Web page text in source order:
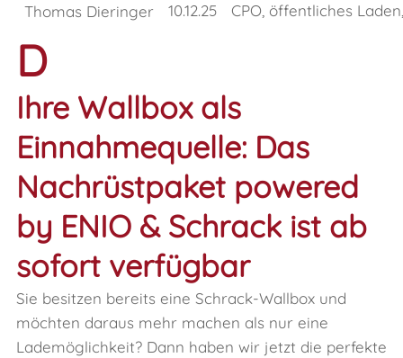
Thomas Dieringer 10.12.25 CPO, öffentliches
D
Ihre Wallbox als
Einnahmequelle: Das
Nachrüstpaket powered
by ENIO & Schrack ist ab
sofort verfügbar
Sie besitzen bereits eine Schrack-Wallbox und
möchten daraus mehr machen als nur eine
Lademöglichkeit? Dann haben wir jetzt die perfekte